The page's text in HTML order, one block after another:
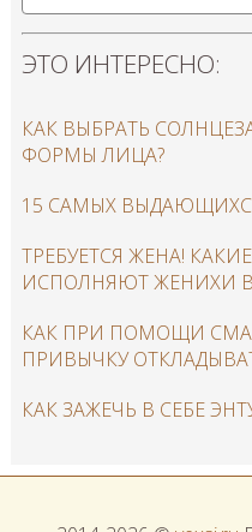
ЭТО ИНТЕРЕСНО:
КАК ВЫБРАТЬ
ФОРМЫ ЛИЦА?
15 САМЫХ
ТРЕБУЕТСЯ ЖЕНА!
ИСПОЛНЯЮТ ЖЕНИХИ
КАК ПРИ ПОМОЩИ
ПРИВЫЧКУ
КАК ЗАЖЕЧЬ В СЕБЕ